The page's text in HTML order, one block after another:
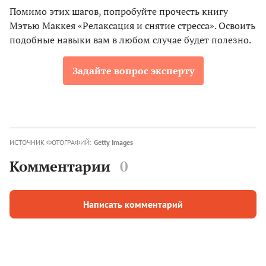
Помимо этих шагов, попробуйте прочесть книгу
Мэтью Маккея «Релаксация и снятие стресса». Освоить
подобные навыки вам в любом случае будет полезно.
Задайте вопрос эксперту
ИСТОЧНИК ФОТОГРАФИЙ: Getty Images
Комментарии 0
Написать комментарий